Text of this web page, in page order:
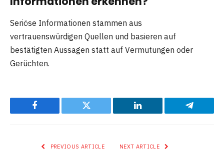
Seriöse Informationen stammen aus
vertrauenswürdigen Quellen und basieren auf
bestätigten Aussagen statt auf Vermutungen oder
Gerüchten.
Facebook Twitter LinkedIn Telegram
PREVIOUS ARTICLE NEXT ARTICLE